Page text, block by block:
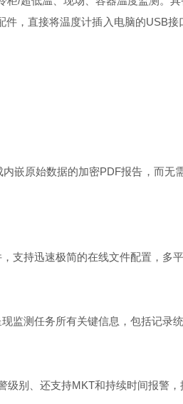
，直接将温度计插入电脑的USB
原始数据的加密PDF报告，而无
持迅速极简的在线文件配置，多平
测任务所有关键信息，包括记录统
、还支持MKT和持续时间报警，